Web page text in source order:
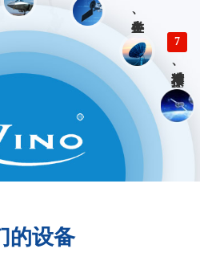
各类生产、检验工装设计与制造
7
精准对接、快速响应 优势服务
的设备